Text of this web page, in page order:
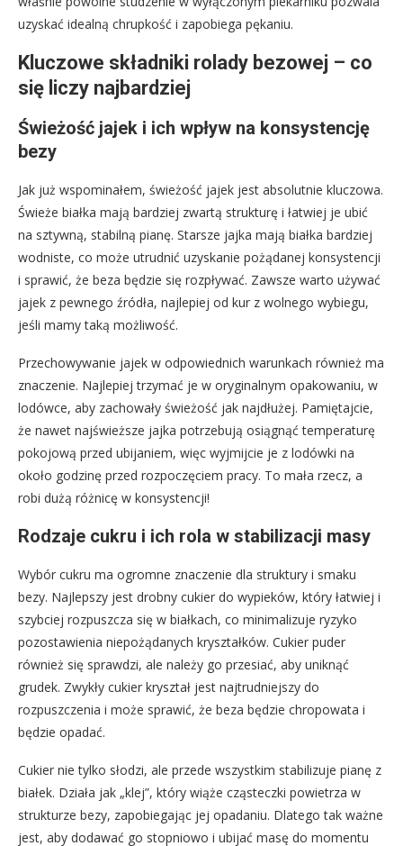
uzyskać idealną chrupkość i zapobiega pękaniu.
Kluczowe składniki rolady bezowej – co
się liczy najbardziej
Świeżość jajek i ich wpływ na konsystencję
bezy
Jak już wspominałem, świeżość jajek jest absolutnie kluczowa.
Świeże białka mają bardziej zwartą strukturę i łatwiej je ubić
na sztywną, stabilną pianę. Starsze jajka mają białka bardziej
wodniste, co może utrudnić uzyskanie pożądanej konsystencji
i sprawić, że beza będzie się rozpływać. Zawsze warto używać
jajek z pewnego źródła, najlepiej od kur z wolnego wybiegu,
jeśli mamy taką możliwość.
Przechowywanie jajek w odpowiednich warunkach również ma
znaczenie. Najlepiej trzymać je w oryginalnym opakowaniu, w
lodówce, aby zachowały świeżość jak najdłużej. Pamiętajcie,
że nawet najświeższe jajka potrzebują osiągnąć temperaturę
pokojową przed ubijaniem, więc wyjmijcie je z lodówki na
około godzinę przed rozpoczęciem pracy. To mała rzecz, a
robi dużą różnicę w konsystencji!
Rodzaje cukru i ich rola w stabilizacji masy
Wybór cukru ma ogromne znaczenie dla struktury i smaku
bezy. Najlepszy jest drobny cukier do wypieków, który łatwiej i
szybciej rozpuszcza się w białkach, co minimalizuje ryzyko
pozostawienia niepożądanych kryształków. Cukier puder
również się sprawdzi, ale należy go przesiać, aby uniknąć
grudek. Zwykły cukier kryształ jest najtrudniejszy do
rozpuszczenia i może sprawić, że beza będzie chropowata i
będzie opadać.
Cukier nie tylko słodzi, ale przede wszystkim stabilizuje pianę z
białek. Działa jak „klej”, który wiąże cząsteczki powietrza w
strukturze bezy, zapobiegając jej opadaniu. Dlatego tak ważne
jest, aby dodawać go stopniowo i ubijać masę do momentu